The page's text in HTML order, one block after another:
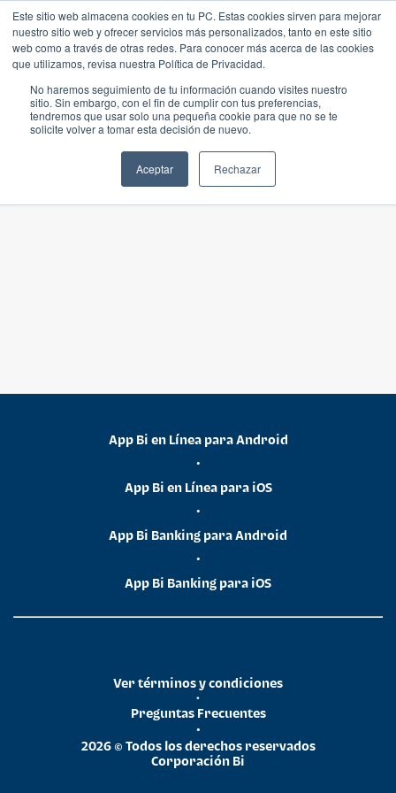
Este sitio web almacena cookies en tu PC. Estas cookies sirven para mejorar
nuestro sitio web y ofrecer servicios más personalizados, tanto en este sitio
web como a través de otras redes. Para conocer más acerca de las cookies
que utilizamos, revisa nuestra Política de Privacidad.
No haremos seguimiento de tu información cuando visites nuestro
sitio. Sin embargo, con el fin de cumplir con tus preferencias,
tendremos que usar solo una pequeña cookie para que no se te
solicite volver a tomar esta decisión de nuevo.
Aceptar Rechazar
App Bi en Línea para Android
•
App Bi en Línea para iOS
•
App Bi Banking para Android
•
App Bi Banking para iOS
2026 © Todos los derechos reservados
Corporación Bi
•
Preguntas Frecuentes
•
Ver términos y condiciones